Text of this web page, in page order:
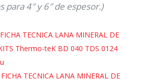
para 4″ y 6″ de espesor.)
FICHA TECNICA LANA MINERAL DE
Thermo-teK BD 040 TDS 0124
FICHA TECNICA LANA MINERAL DE